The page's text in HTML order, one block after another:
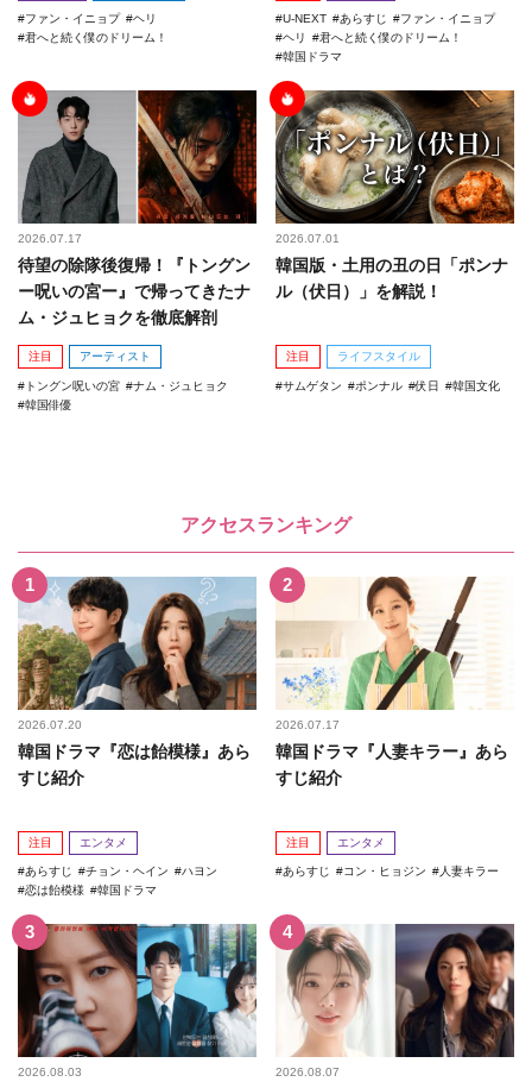
ファン・イニョプ
ヘリ
君へと続く僕のドリーム！
U-NEXT あらすじ
ファン・イニョプ
ヘリ
君へと続く僕のドリーム！
韓国ドラマ
2026.07.17
待望の除隊後復帰！『トングン
ー呪いの宮ー』で帰ってきたナ
ム・ジュヒョクを徹底解剖
注目 アーティスト
トングン呪いの宮
ナム・ジュヒョク
韓国俳優
2026.07.01
韓国版・土用の丑の日「ポンナ
ル（伏日）」を解説！
注目 ライフスタイル
サムゲタン ポンナル 伏日 韓国文化
アクセスランキング
2026.07.20
韓国ドラマ『恋は飴模様』あら
すじ紹介
注目 エンタメ
あらすじ チョン・ヘイン
ハヨン
恋は飴模様
韓国ドラマ
2026.07.17
韓国ドラマ『人妻キラー』あら
すじ紹介
注目 エンタメ
あらすじ コン・ヒョジン 人妻キラー
2026.08.03 2026.08.07